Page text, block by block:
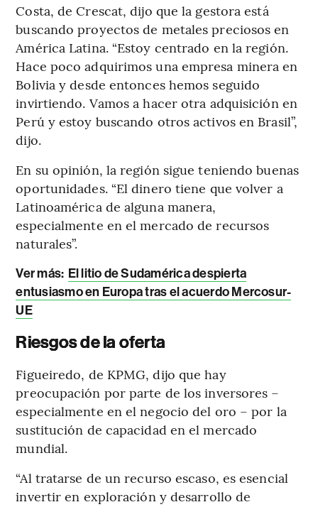
Costa, de Crescat, dijo que la gestora está
buscando proyectos de metales preciosos en
América Latina. “Estoy centrado en la región.
Hace poco adquirimos una empresa minera en
Bolivia y desde entonces hemos seguido
invirtiendo. Vamos a hacer otra adquisición en
Perú y estoy buscando otros activos en Brasil”,
dijo.
En su opinión, la región sigue teniendo buenas
oportunidades. “El dinero tiene que volver a
Latinoamérica de alguna manera,
especialmente en el mercado de recursos
naturales”.
Ver más: El litio de Sudamérica despierta
entusiasmo en Europa tras el acuerdo Mercosur-
UE
Riesgos de la oferta
Figueiredo, de KPMG, dijo que hay
preocupación por parte de los inversores –
especialmente en el negocio del oro – por la
sustitución de capacidad en el mercado
mundial.
“Al tratarse de un recurso escaso, es esencial
invertir en exploración y desarrollo de